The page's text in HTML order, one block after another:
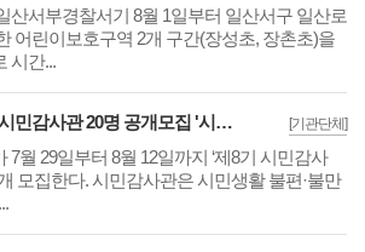
산서부경찰서기 8월 1일부터 일산서구 일산로
어린이보호구역 2개 구간(장성초, 장촌초)을
시간...
[기관단체]
고양시, 시민감사관 20명 공개모집 '시민의 시각·전문성으로 감사행정 제고'
7월 29일부터 8월 12일까지 ‘제8기 시민감사
모집한다. 시민감사관은 시민생활 불편·불만